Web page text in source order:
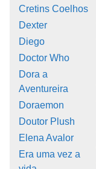
Cretins Coelhos
Dexter
Diego
Doctor Who
Dora a
Aventureira
Doraemon
Doutor Plush
Elena Avalor
Era uma vez a